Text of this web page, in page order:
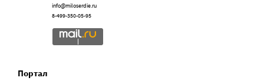
info@miloserdie.ru
8-499-350-05-95
Портал